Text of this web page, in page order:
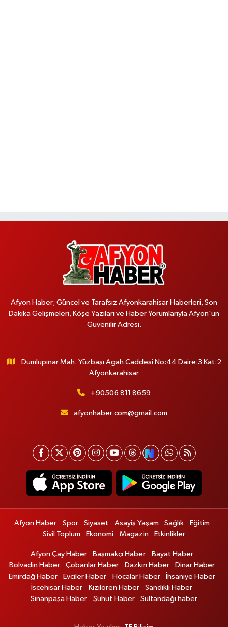
Afyon Haber; Güncel ve Tarafsız Afyonkarahisar Haberleri, Son
Dakika Gelişmeleri, Köşe Yazıları ve Haber Yorumlarıyla Afyon'un
Güvenilir Adresi.
Dumlupınar Mah. Yüzbaşı Agah Caddesi No:44 Daire:3 Kat:2
Afyonkarahisar
+90506 811 8659
afyonhaber.com@gmail.com
Afyon Haber Spor Siyaset Asayiş Yaşam Sağlık
Eğitim
Sivil Toplum
Ekonomi Magazin Etkinlikler
Afyon Çay Haber Başmakçı Haber
Bayat Haber
Bolvadin Haber
Çobanlar Haber Dazkırı Haber
Dinar Haber
Emirdağ Haber
Evciler Haber Hocalar Haber
İhsaniye Haber
İscehisar Haber
Kızılören Haber
Sandıklı Haber
Sinanpaşa Haber
Şuhut Haber Sultandağı haber